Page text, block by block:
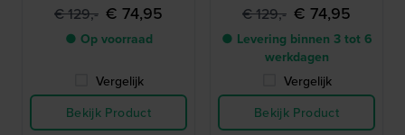
€ 129,- € 74,95
● Op voorraad
Vergelijk
Bekijk Product
€ 129,- € 74,95
● Levering binnen 3 tot 6
werkdagen
Vergelijk
Bekijk Product